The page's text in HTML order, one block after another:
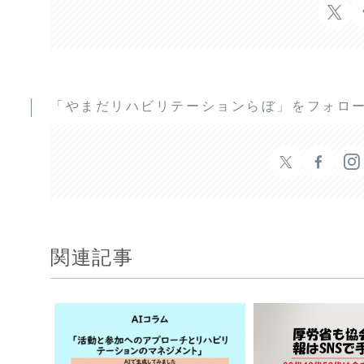
「やまだリハビリテーションらぼ」をフォロ
関連記事